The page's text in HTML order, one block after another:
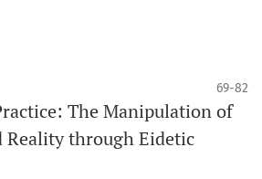
69-82
The Manipulation of
Reality through Eidetic